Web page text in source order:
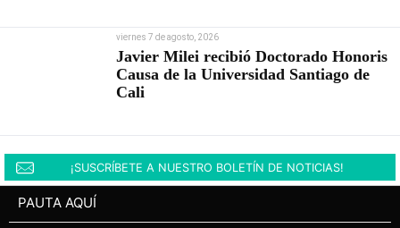
viernes 7 de agosto, 2026
Javier Milei recibió Doctorado Honoris
Causa de la Universidad Santiago de
Cali
¡SUSCRÍBETE A NUESTRO BOLETÍN DE NOTICIAS!
PAUTA AQUÍ